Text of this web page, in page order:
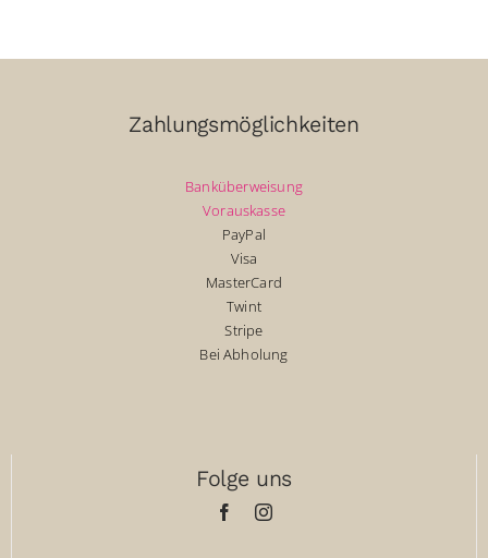
Zahlungsmöglichkeiten
Banküberweisung
Vorauskasse
PayPal
Visa
MasterCard
Twint
Stripe
Bei Abholung
Folge uns